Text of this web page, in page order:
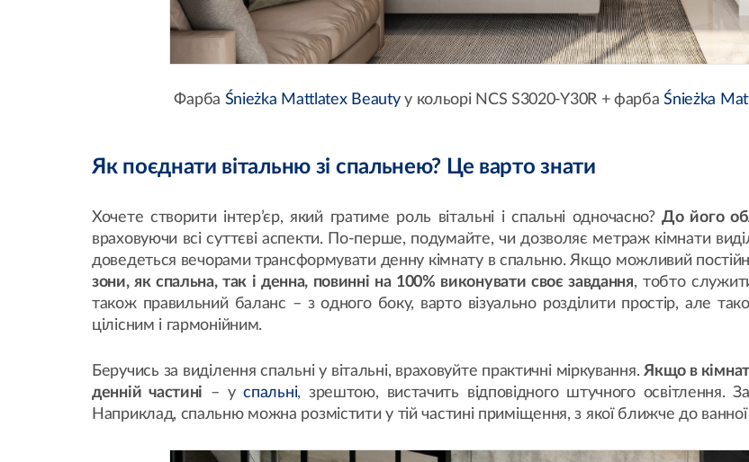
Фарба Śnieżka Mattlatex Beautyу кольорі NCS S3020-Y30R + фарбаŚnieżka
Як поєднати вітальню зі спальнею? Це варто знати
Хочете створити інтер’єр, який гратиме роль вітальні і спальні одночасно?До його
враховуючи всі суттєві аспекти. По-перше, подумайте, чи дозволяє метраж кімнати
доведеться вечорами трансформувати денну кімнату в спальню. Якщо можливий
зони, як спальна, так і денна, повинні на 100% виконувати своє завдання, тобто
також правильний баланс – з одного боку, варто візуально розділити простір, але
цілісним і гармонійним.
Беручись за виділення спальні у вітальні, враховуйте практичні міркування.Якщо в
денній частині – успальні, зрештою, вистачить відповідного штучного
Наприклад, спальню можна розмістити у тій частині приміщення, з якої ближче до